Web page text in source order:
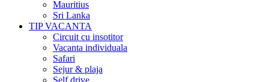
Mauritius
Sri Lanka
TIP VACANTA
Circuit cu insotitor
Vacanta individuala
Safari
Sejur & plaja
Self drive